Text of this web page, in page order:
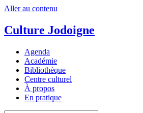
Aller au contenu
Culture Jodoigne
Agenda
Académie
Bibliothèque
Centre culturel
À propos
En pratique